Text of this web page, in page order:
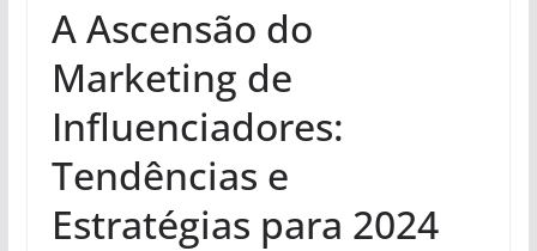
A Ascensão do
Marketing de
Influenciadores:
Tendências e
Estratégias para 2024